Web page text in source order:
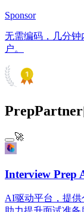
Sponsor
无需编码，几分
户。
🚀
Interview Prep
AI驱动平台，提供